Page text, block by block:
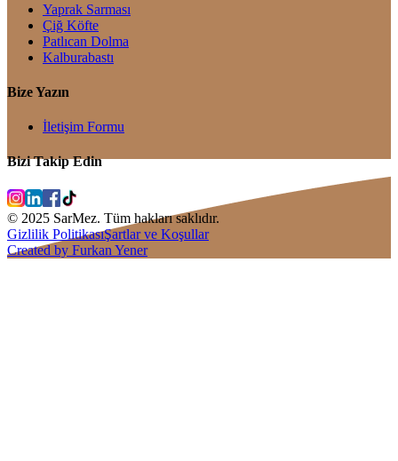
Yaprak Sarması
Çiğ Köfte
Patlıcan Dolma
Kalburabastı
Bize Yazın
İletişim Formu
Bizi Takip Edin
© 2025 SarMez. Tüm hakları saklıdır.
Gizlilik PolitikasıŞartlar ve Koşullar
Created by Furkan Yener